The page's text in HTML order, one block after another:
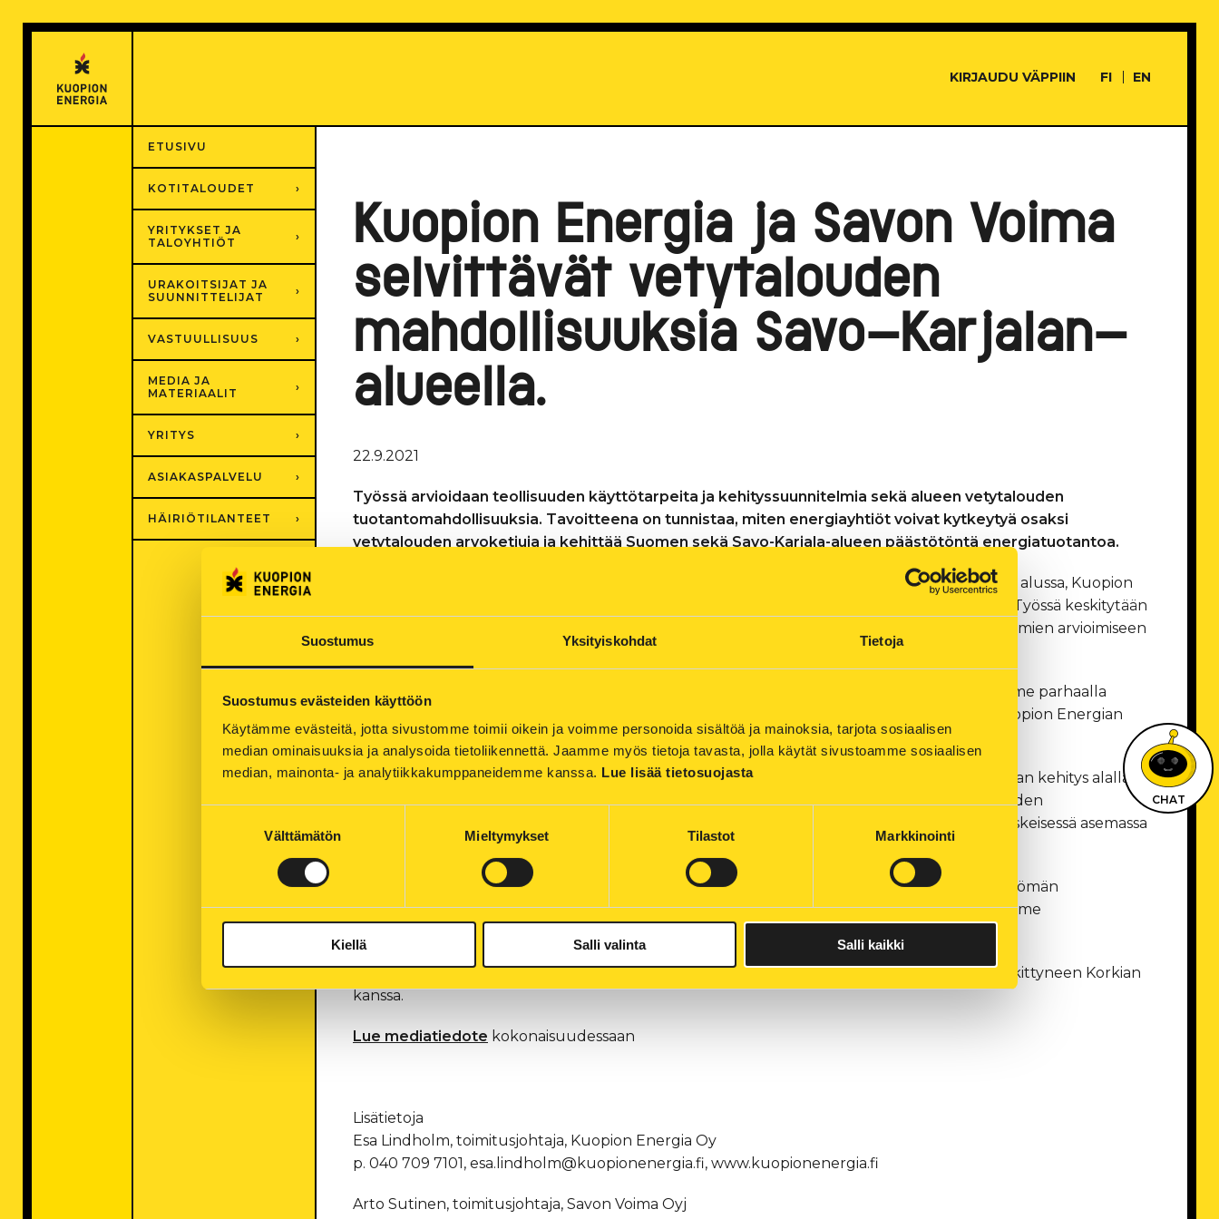
Suostumus Yksityiskohdat Tietoja
Suostumus evästeiden käyttöön
Käytämme evästeitä, jotta sivustomme toimii oikein ja voimme personoida sisältöä ja mainoksia, tarjota sosiaalisen
median ominaisuuksia ja analysoida tietoliikennettä. Jaamme myös tietoja tavasta, jolla käytät sivustoamme sosiaalisen
median, mainonta- ja analytiikkakumppaneidemme kanssa. Lue lisää tietosuojasta
Välttämätön Mieltymykset Tilastot Markkinointi
Kiellä Salli valinta Salli kaikki
sisältöön
KIRJAUDU VÄPPIIN FI EN
ETUSIVU
KOTITALOUDET
YRITYKSET JA
TALOYHTIÖT
URAKOITSIJAT JA
SUUNNITTELIJAT
VASTUULLISUUS
MEDIA JA
MATERIAALIT
YRITYS
ASIAKASPALVELU
HÄIRIÖTILANTEET
Kuopion Energia ja Savon Voima
selvittävät vetytalouden
mahdollisuuksia Savo-Karjalan-
alueella.
22.9.2021
Työssä arvioidaan teollisuuden käyttötarpeita ja kehityssuunnitelmia sekä alueen vetytalouden
tuotantomahdollisuuksia. Tavoitteena on tunnistaa, miten energiayhtiöt voivat kytkeytyä osaksi
vetytalouden arvoketjuja ja kehittää Suomen sekä Savo-Karjala-alueen päästötöntä energiatuotantoa.
Vaikka päästöttömän vedyn laaja-alainen hyödyntäminen ja teknologinen kehitys ovat vasta alussa, Kuopion
Energia ja Savon Voima haluavat selvittää tulevaisuuden käyttötarpeita ja mahdollisuuksia. Työssä keskitytään
alueen teollisten toimijoiden tarpeiden tunnistamiseen ja olemassa olevien kehityssuunnitelmien arvioimiseen
energiayhtiöiden näkökulmasta.
On tärkeää kartoittaa alueemme tarpeita ja mahdollisuuksia hyvissä ajoin, jotta kykenemme parhaalla
mahdollisella tavalla hyödyntämään vetytalouden avautuvia mahdollisuuksia, kertoo Kuopion Energian
toimitusjohtajaEsa Lindholm.
Päästöttömän vedyn hyödyntäminen on globaalistikin vielä varhaisessa vaiheessa. Teknologian kehitys alalla
on kuitenkin nopeaa, mikä tekee vedystä potentiaalisen ja kustannustehokkaan tulevaisuuden
energiaratkaisun. Suomen Kestävän kasvun ja EU Green Dealin ohjelmissa vetytalous on keskeisessä asemassa
ja siihen kohdistuu isoja odotuksia.
Yhtiönä ja keskeisenä yhteiskunnallisena toimijana haluamme tehdä kaikkemme päästöttömän
energiajärjestelmän ja teollisuuden rakentamiseksi. Vihreä vety voi olla tärkeä osa alueemme
Selvitystyö tehdään syksyn 2021 aikana yhteistyössä kestävän kehityksen liiketoimintaan keskittyneen Korkian
kanssa.
Lue mediatiedote kokonaisuudessaan
Lisätietoja
Esa Lindholm, toimitusjohtaja, Kuopion Energia Oy
p. 040 709 7101, esa.lindholm@kuopionenergia.fi, www.kuopionenergia.fi
Arto Sutinen, toimitusjohtaja, Savon Voima Oyj
CHAT